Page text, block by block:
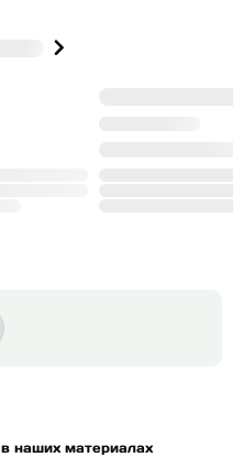
в наших материалах